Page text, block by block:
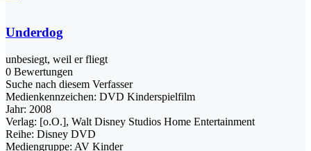
Underdog
unbesiegt, weil er fliegt
0 Bewertungen
Suche nach diesem Verfasser
Medienkennzeichen: DVD Kinderspielfilm
Jahr: 2008
Verlag: [o.O.], Walt Disney Studios Home Entertainment
Reihe: Disney DVD
Mediengruppe: AV Kinder